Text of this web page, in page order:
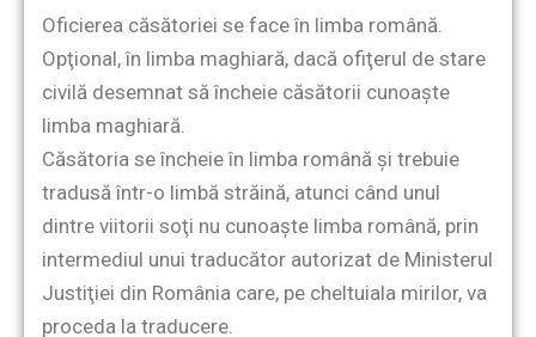
Oficierea căsătoriei se face în limba română.
Opţional, în limba maghiară, dacă ofiţerul de stare
civilă desemnat să încheie căsătorii cunoaşte
limba maghiară.
Căsătoria se încheie în limba română şi trebuie
tradusă într-o limbă străină, atunci când unul
dintre viitorii soţi nu cunoaşte limba română, prin
intermediul unui traducător autorizat de Ministerul
Justiţiei din România care, pe cheltuiala mirilor, va
proceda la traducere.